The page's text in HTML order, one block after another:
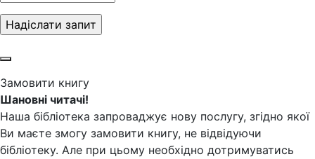
Замовити книгу
Шановні читачі!
Наша бібліотека запроваджує нову послугу, згідно якої
Ви маєте змогу замовити книгу, не відвідуючи
бібліотеку. Але при цьому необхідно дотримуватись